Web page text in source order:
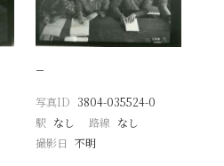
−
写真ID 3804-035524-0
駅 なし 路線 なし
撮影日 不明